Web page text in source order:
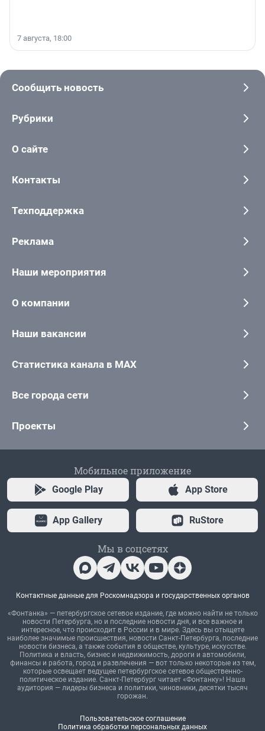
7 августа, 18:00
Сообщить новость
Рубрики
О сайте
Контакты
Техподдержка
Реклама
Наши мероприятия
О компании
Наши вакансии
Статистика канала в MAX
Все города сети
Проекты
Мобильное приложение
Google Play App Store
App Gallery RuStore
Мы в соцсетях
Контактные данные для Роскомнадзора и государственных органов
«Фонтанка» — петербургское сетевое издание, где можно найти не только
новости Петербурга, но и последние новости дня, и все важное и
интересное, что происходит в России и в мире. Здесь вы отыщете
наиболее значимые происшествия, новости Санкт-Петербурга, последние
новости бизнеса, а также события в обществе, культуре, искусстве.
Политика и власть, бизнес и недвижимость, дороги и автомобили,
финансы и работа, город и развлечения — вот только некоторые из тем,
которые освещает ведущее петербургское сетевое общественно-
политическое издание. Санкт-Петербург читает «Фонтанку»! Наша
аудитория — лидеры бизнеса и политики, чиновники, десятки тысяч
горожан.
Пользовательское соглашение
Политика обработки персональных данных